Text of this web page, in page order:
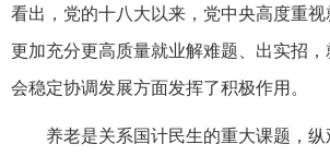
看出，党的十八大以来，党中央高度重
更加充分更高质量就业解难题、出实招
会稳定协调发展方面发挥了积极作用。
养老是关系国计民生的重大课题，